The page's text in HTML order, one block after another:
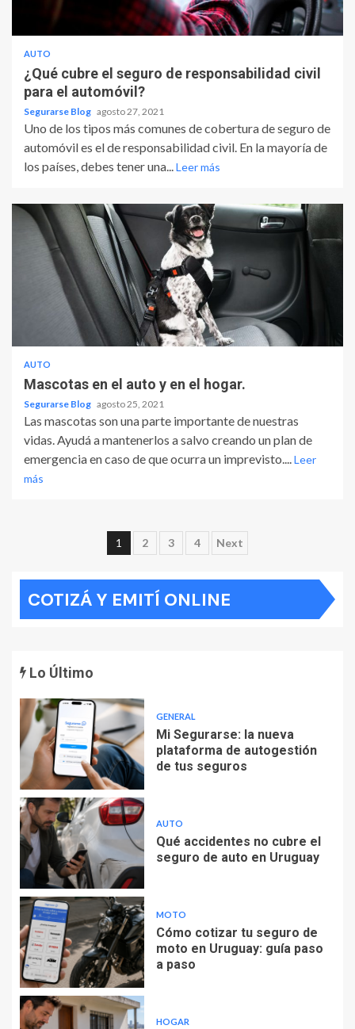
AUTO
¿Qué cubre el seguro de responsabilidad civil
para el automóvil?
Segurarse Blog agosto 27, 2021
Uno de los tipos más comunes de cobertura de seguro de
automóvil es el de responsabilidad civil. En la mayoría de
los países, debes tener una...Leer más
AUTO
Mascotas en el auto y en el hogar.
Segurarse Blog agosto 25, 2021
Las mascotas son una parte importante de nuestras
vidas. Ayudá a mantenerlos a salvo creando un plan de
emergencia en caso de que ocurra un imprevisto....Leer
más
Paginación
de
entradas
1 2 3 4 Next
COTIZÁ Y EMITÍ ONLINE
Lo Último
GENERAL
Mi Segurarse: la nueva
plataforma de autogestión
de tus seguros
AUTO
Qué accidentes no cubre el
seguro de auto en Uruguay
MOTO
Cómo cotizar tu seguro de
moto en Uruguay: guía paso
a paso
HOGAR